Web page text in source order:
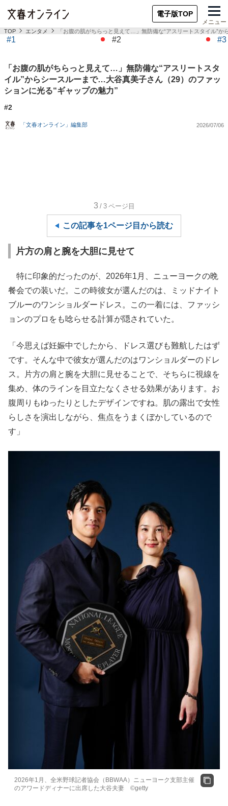
電子版TOP
メニュー
TOP エンタメ 「お腹の肌がちらっと見えて…」無防備な“アスリートスタイル”
#1 #2 #3
「お腹の肌がちらっと見えて…」無防備な“アスリートスタ
イル”からシースルーまで…大谷真美子さん（29）のファッ
ションに光る“ギャップの魅力”
#2
「文春オンライン」編集部 2026/07/06
3 /3 ページ目
この記事を1ページ目から読む
片方の肩と腕を大胆に見せて
特に印象的だったのが、2026年1月、ニューヨークの晩
餐会での装いだ。この時彼女が選んだのは、ミッドナイト
ブルーのワンショルダードレス。この一着には、ファッシ
ョンのプロをも唸らせる計算が隠されていた。
「今思えば妊娠中でしたから、ドレス選びも難航したはず
です。そんな中で彼女が選んだのはワンショルダーのドレ
ス。片方の肩と腕を大胆に見せることで、そちらに視線を
集め、体のラインを目立たなくさせる効果があります。お
腹周りもゆったりとしたデザインですね。肌の露出で女性
らしさを演出しながら、焦点をうまくぼかしているので
す」
2026年1月、全米野球記者協会（BBWAA）ニューヨーク支部主催
のアワードディナーに出席した大谷夫妻 ©getty